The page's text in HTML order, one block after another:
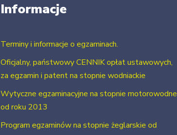
Informacje
Terminy i informacje o egzaminach.
Oficjalny, państwowy CENNIK opłat ustawowych,
za egzamin i patent na stopnie wodniackie
Wytyczne egzaminacyjne na stopnie motorowodne
od roku 2013
Program egzaminów na stopnie żeglarskie od